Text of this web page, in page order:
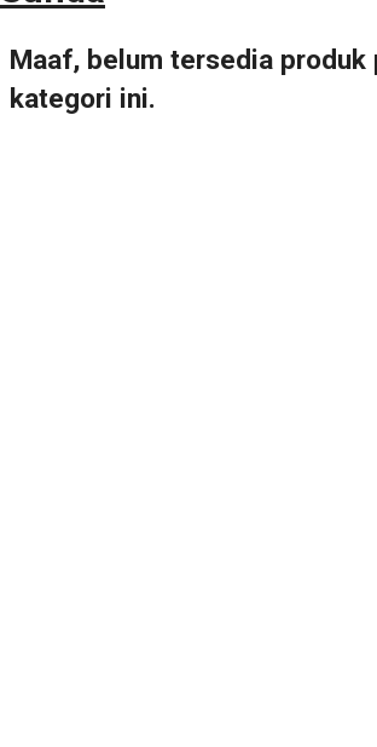
Maaf, belum tersedia produk
kategori ini.